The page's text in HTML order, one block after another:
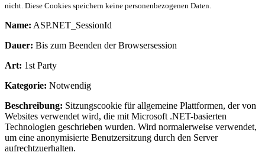
nicht. Diese Cookies speichern keine personenbezogenen Daten.
Name: ASP.NET_SessionId
Dauer: Bis zum Beenden der Browsersession
Art: 1st Party
Kategorie: Notwendig
Beschreibung: Sitzungscookie für allgemeine Plattformen, der von
Websites verwendet wird, die mit Microsoft .NET-basierten
Technologien geschrieben wurden. Wird normalerweise verwendet,
um eine anonymisierte Benutzersitzung durch den Server
aufrechtzuerhalten.